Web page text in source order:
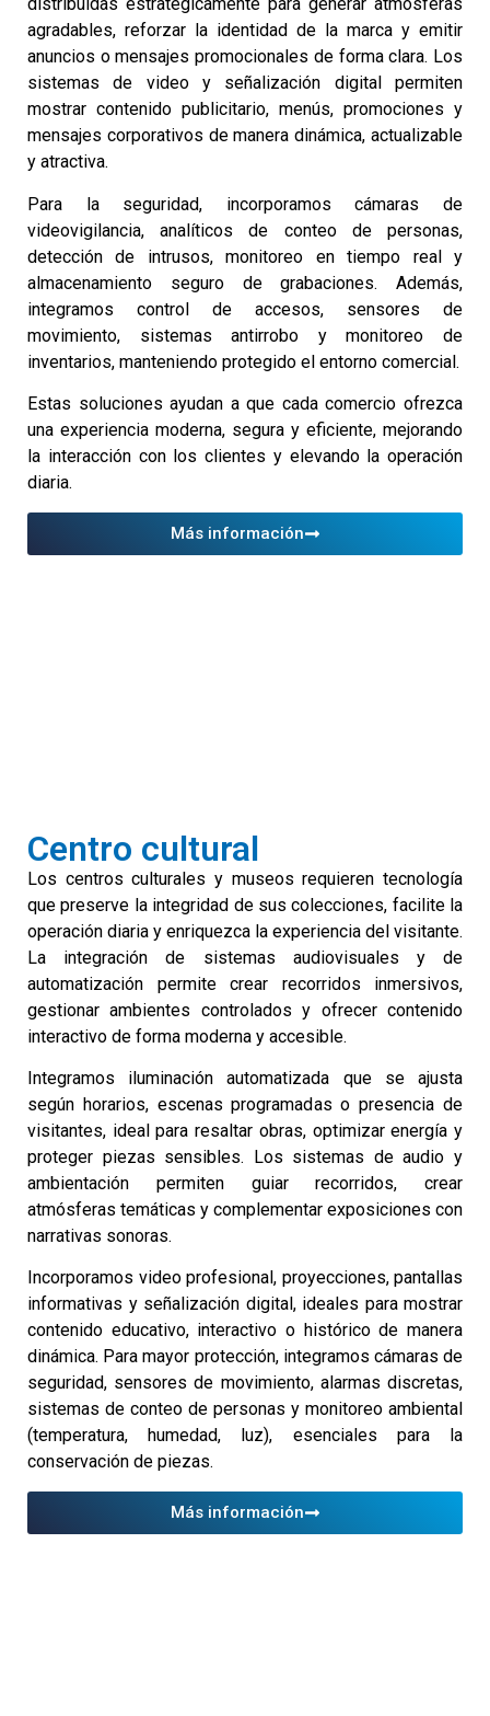
distribuidas estratégicamente para generar atmósferas
agradables, reforzar la identidad de la marca y emitir
anuncios o mensajes promocionales de forma clara. Los
sistemas de video y señalización digital permiten
mostrar contenido publicitario, menús, promociones y
mensajes corporativos de manera dinámica, actualizable
y atractiva.
Para la seguridad, incorporamos cámaras de
videovigilancia, analíticos de conteo de personas,
detección de intrusos, monitoreo en tiempo real y
almacenamiento seguro de grabaciones. Además,
integramos control de accesos, sensores de
movimiento, sistemas antirrobo y monitoreo de
inventarios, manteniendo protegido el entorno comercial.
Estas soluciones ayudan a que cada comercio ofrezca
una experiencia moderna, segura y eficiente, mejorando
la interacción con los clientes y elevando la operación
diaria.
Más información
Centro cultural
Los centros culturales y museos requieren tecnología
que preserve la integridad de sus colecciones, facilite la
operación diaria y enriquezca la experiencia del visitante.
La integración de sistemas audiovisuales y de
automatización permite crear recorridos inmersivos,
gestionar ambientes controlados y ofrecer contenido
interactivo de forma moderna y accesible.
Integramos iluminación automatizada que se ajusta
según horarios, escenas programadas o presencia de
visitantes, ideal para resaltar obras, optimizar energía y
proteger piezas sensibles. Los sistemas de audio y
ambientación permiten guiar recorridos, crear
atmósferas temáticas y complementar exposiciones con
narrativas sonoras.
Incorporamos video profesional, proyecciones, pantallas
informativas y señalización digital, ideales para mostrar
contenido educativo, interactivo o histórico de manera
dinámica. Para mayor protección, integramos cámaras de
seguridad, sensores de movimiento, alarmas discretas,
sistemas de conteo de personas y monitoreo ambiental
(temperatura, humedad, luz), esenciales para la
conservación de piezas.
Más información